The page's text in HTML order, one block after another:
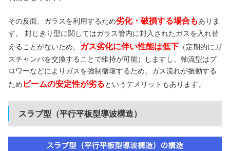
その反面、ガラスを利用するため劣化・破損する場合もありま
す。 封じきり型に関してはガラス管内に封入されたガスを入れ替
えることがないため、 ガス劣化に伴い性能は低下 （定期的にガ
スチャンバを交換することで維持が可能）しますし、軸流型はブ
ロワーなどによりガスを強制循環するため、ガス流れが振動する
ため ビームの安定性が劣るというデメリットもあります。
スラブ型（平行平板型導波構造）